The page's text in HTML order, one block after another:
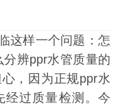
这样一个问题：怎
辨ppr水管质量的
，因为正规ppr水
经过质量检测。今